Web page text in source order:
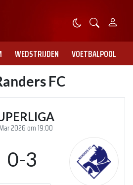
WEDSTRIJDEN VOETBALPOOL
FC
2026 om 19:00
0-3